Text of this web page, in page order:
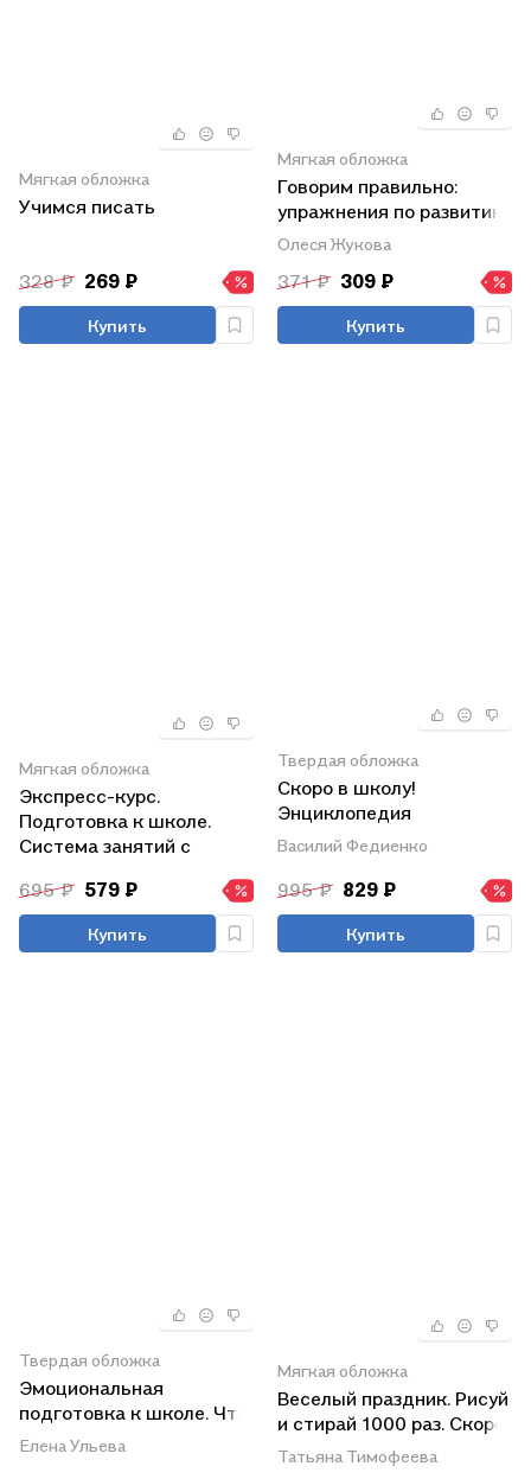
Мягкая обложка
Учимся писать
328 ₽ 269 ₽
Купить
Мягкая обложка
Говорим правильно:
упражнения по развитию
речи для будущих
первоклассников
Олеся Жукова
371 ₽ 309 ₽
Купить
Мягкая обложка
Экспресс-курс.
Подготовка к школе.
Система занятий с
поступлением в школу
695 ₽ 579 ₽
Купить
Твердая обложка
Скоро в школу!
Энциклопедия
дошкольных наук
Василий Федиенко
995 ₽ 829 ₽
Купить
Твердая обложка
Эмоциональная
подготовка к школе. Что
делать, если... боишься?
Елена Ульева
Мягкая обложка
Веселый праздник. Рисуй
и стирай 1000 раз. Скоро
в школу! (с
фломастером)
Татьяна Тимофеева